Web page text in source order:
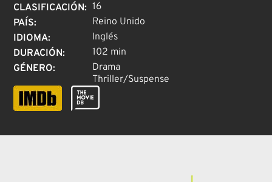
CLASIFICACIÓN: 16
PAÍS:
Reino Unido
IDIOMA:
Inglés
DURACIÓN:
102 min
GÉNERO:
Drama
Thriller/Suspense